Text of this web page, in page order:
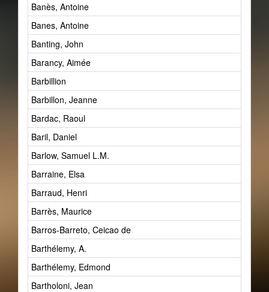
Banès, Antoine
Banes, Antoine
Banting, John
Barancy, Aimée
Barbillion
Barbillon, Jeanne
Bardac, Raoul
Baril, Daniel
Barlow, Samuel L.M.
Barraine, Elsa
Barraud, Henri
Barrès, Maurice
Barros-Barreto, Ceicao de
Barthélemy, A.
Barthélemy, Edmond
Bartholoni, Jean